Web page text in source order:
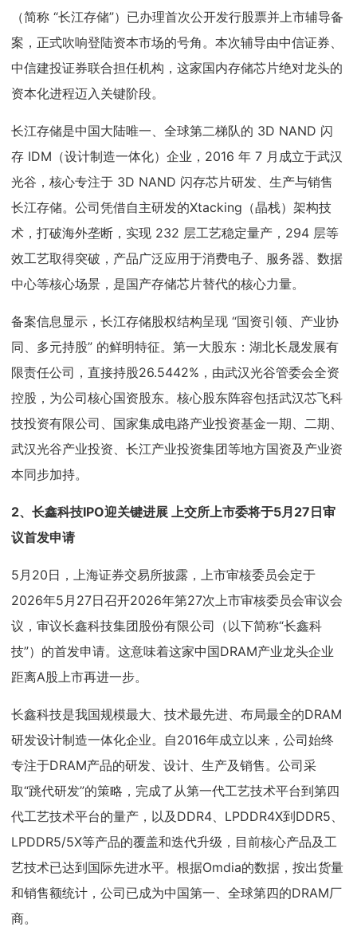
（简称 “长江存储”）已办理首次公开发行股票并上市辅导备
案，正式吹响登陆资本市场的号角。本次辅导由中信证券、
中信建投证券联合担任机构，这家国内存储芯片绝对龙头的
资本化进程迈入关键阶段。
长江存储是中国大陆唯一、全球第二梯队的 3D NAND 闪
存 IDM（设计制造一体化）企业，2016 年 7 月成立于武汉
光谷，核心专注于 3D NAND 闪存芯片研发、生产与销售
长江存储。公司凭借自主研发的Xtacking（晶栈）架构技
术，打破海外垄断，实现 232 层工艺稳定量产，294 层等
效工艺取得突破，产品广泛应用于消费电子、服务器、数据
中心等核心场景，是国产存储芯片替代的核心力量。
备案信息显示，长江存储股权结构呈现 “国资引领、产业协
同、多元持股” 的鲜明特征。第一大股东：湖北长晟发展有
限责任公司，直接持股26.5442%，由武汉光谷管委会全资
控股，为公司核心国资股东。核心股东阵容包括武汉芯飞科
技投资有限公司、国家集成电路产业投资基金一期、二期、
武汉光谷产业投资、长江产业投资集团等地方国资及产业资
本同步加持。
2、长鑫科技IPO迎关键进展 上交所上市委将于5月27日审
议首发申请
5月20日，上海证券交易所披露，上市审核委员会定于
2026年5月27日召开2026年第27次上市审核委员会审议会
议，审议长鑫科技集团股份有限公司（以下简称“长鑫科
技”）的首发申请。这意味着这家中国DRAM产业龙头企业
距离A股上市再进一步。
长鑫科技是我国规模最大、技术最先进、布局最全的DRAM
研发设计制造一体化企业。自2016年成立以来，公司始终
专注于DRAM产品的研发、设计、生产及销售。公司采
取“跳代研发”的策略，完成了从第一代工艺技术平台到第四
代工艺技术平台的量产，以及DDR4、LPDDR4X到DDR5、
LPDDR5/5X等产品的覆盖和迭代升级，目前核心产品及工
艺技术已达到国际先进水平。根据Omdia的数据，按出货量
和销售额统计，公司已成为中国第一、全球第四的DRAM厂
商。